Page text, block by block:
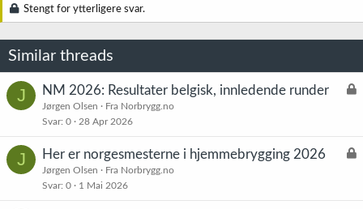
k
n
e
r
Stengt for ytterligere svar.
Similar threads
J
L
NM 2026: Resultater belgisk, innledende runder
Jørgen Olsen
Fra Norbrygg.no
Svar 0 28 Apr 2026
J
L
Her er norgesmesterne i hjemmebrygging 2026
Jørgen Olsen
Fra Norbrygg.no
Svar 0 1 Mai 2026